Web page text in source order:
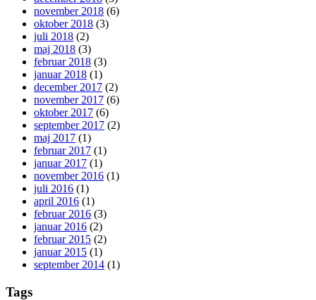
november 2018 (6)
oktober 2018 (3)
juli 2018 (2)
maj 2018 (3)
februar 2018 (3)
januar 2018 (1)
december 2017 (2)
november 2017 (6)
oktober 2017 (6)
september 2017 (2)
maj 2017 (1)
februar 2017 (1)
januar 2017 (1)
november 2016 (1)
juli 2016 (1)
april 2016 (1)
februar 2016 (3)
januar 2016 (2)
februar 2015 (2)
januar 2015 (1)
september 2014 (1)
Tags